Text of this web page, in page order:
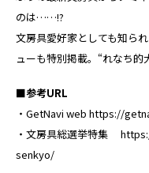
のは……!?
文房具愛好家としても知ら
ューも特別掲載。“れなち的
■参考URL
・GetNavi web https://
・文房具総選挙特集
senkyo/